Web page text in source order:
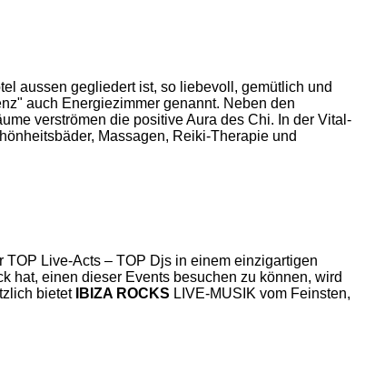
aussen gegliedert ist, so liebevoll, gemütlich und
auch Energiezimmer genannt. Neben den
verströmen die positive Aura des Chi. In der Vital-
Massagen, Reiki-Therapie und
TOP Live-Acts – TOP Djs in einem einzigartigen
hat, einen dieser Events besuchen zu können, wird
bietet IBIZA ROCKS LIVE-MUSIK vom Feinsten,